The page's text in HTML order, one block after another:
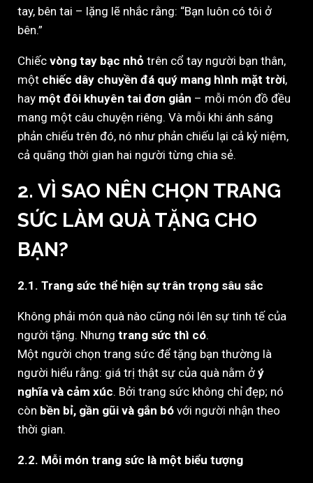
tay, bên tai – lặng lẽ nhắc rằng: “Bạn luôn có tôi ở
bên.”
Chiếc vòng tay bạc nhỏ trên cổ tay người bạn thân,
một chiếc dây chuyền đá quý mang hình mặt trời,
hay một đôi khuyên tai đơn giản – mỗi món đồ đều
mang một câu chuyện riêng. Và mỗi khi ánh sáng
phản chiếu trên đó, nó như phản chiếu lại cả kỷ niệm,
cả quãng thời gian hai người từng chia sẻ.
2. VÌ SAO NÊN CHỌN TRANG
SỨC LÀM QUÀ TẶNG CHO
BẠN?
2.1. Trang sức thể hiện sự trân trọng sâu sắc
Không phải món quà nào cũng nói lên sự tinh tế của
người tặng. Nhưng trang sức thì có.
Một người chọn trang sức để tặng bạn thường là
người hiểu rằng: giá trị thật sự của quà nằm ở ý
nghĩa và cảm xúc. Bởi trang sức không chỉ đẹp; nó
còn bền bỉ, gần gũi và gắn bó với người nhận theo
thời gian.
2.2. Mỗi món trang sức là một biểu tượng